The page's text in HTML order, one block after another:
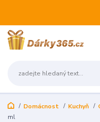
Domácnost Kuchyň
ml